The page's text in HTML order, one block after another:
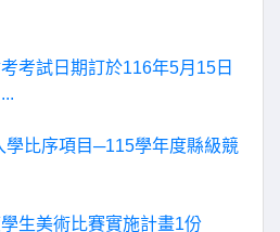
考試日期訂於116年5月15日
學比序項目─115學年度縣級競
生美術比賽實施計畫1份